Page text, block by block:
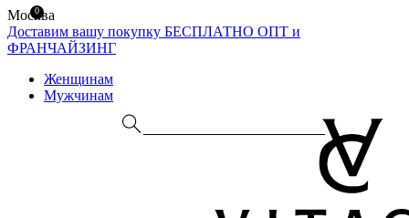
Москва
Доставим вашу покупку БЕСПЛАТНО ОПТ и
ФРАНЧАЙЗИНГ
Женщинам
Мужчинам
0